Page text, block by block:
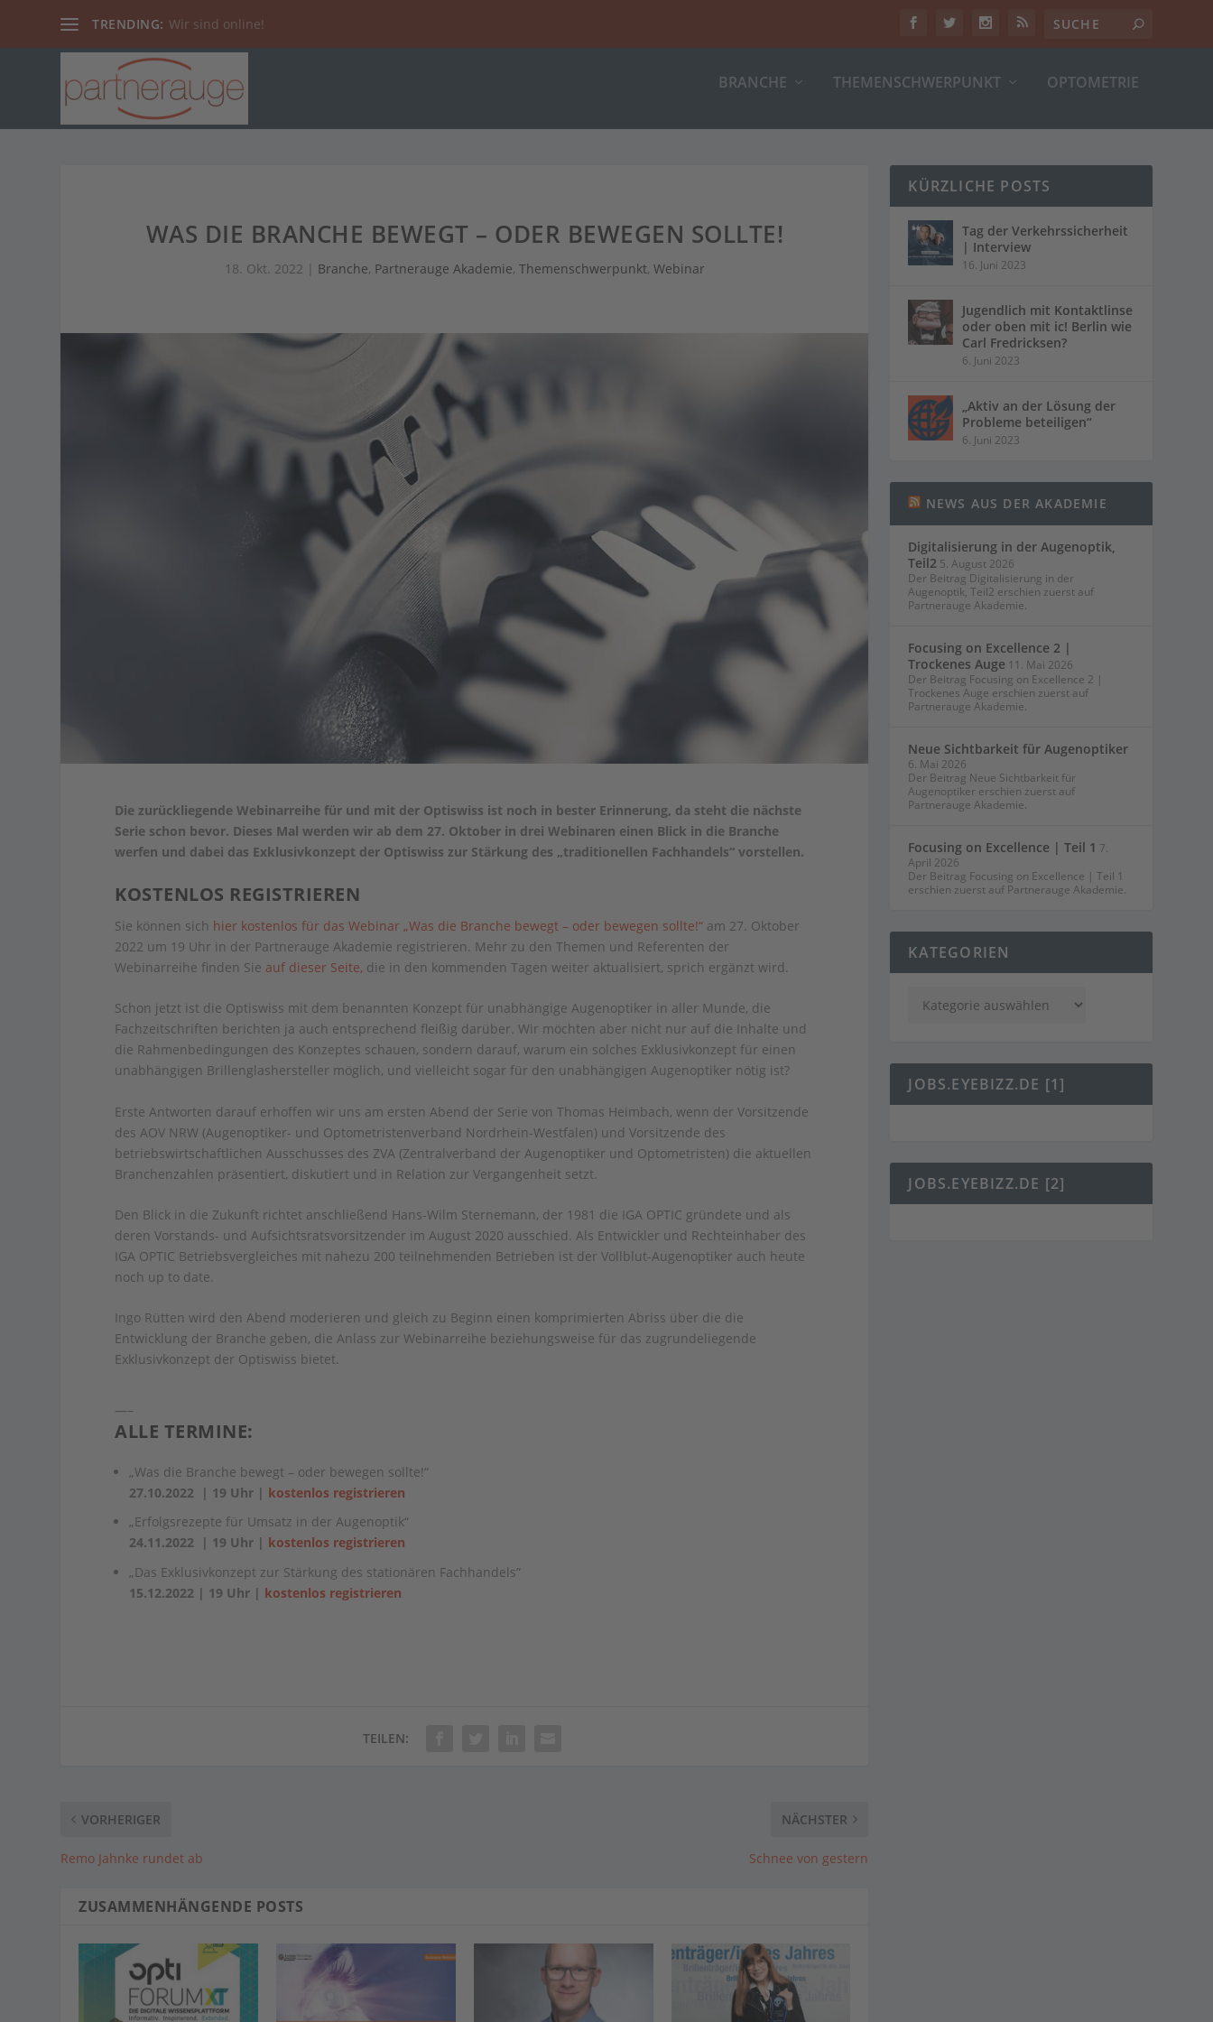
TRENDING: Wir sind online!
BRANCHE THEMENSCHWERPUNKT OPTOMETRIE
WAS DIE BRANCHE BEWEGT – ODER BEWEGEN SOLLTE!
18. Okt. 2022 | Branche, Partnerauge Akademie, Themenschwerpunkt, Webinar
Die zurückliegende Webinarreihe für und mit der Optiswiss ist noch in bester Erinnerung, da steht die nächste
Serie schon bevor. Dieses Mal werden wir ab dem 27. Oktober in drei Webinaren einen Blick in die Branche
werfen und dabei das Exklusivkonzept der Optiswiss zur Stärkung des „traditionellen Fachhandels“ vorstellen.
KOSTENLOS REGISTRIEREN
Sie können sich hier kostenlos für das Webinar „Was die Branche bewegt – oder bewegen sollte!“ am 27. Oktober
2022 um 19 Uhr in der Partnerauge Akademie registrieren. Mehr zu den Themen und Referenten der
Webinarreihe finden Sie auf dieser Seite, die in den kommenden Tagen weiter aktualisiert, sprich ergänzt wird.
Schon jetzt ist die Optiswiss mit dem benannten Konzept für unabhängige Augenoptiker in aller Munde, die
Fachzeitschriften berichten ja auch entsprechend fleißig darüber. Wir möchten aber nicht nur auf die Inhalte und
die Rahmenbedingungen des Konzeptes schauen, sondern darauf, warum ein solches Exklusivkonzept für einen
unabhängigen Brillenglashersteller möglich, und vielleicht sogar für den unabhängigen Augenoptiker nötig ist?
Erste Antworten darauf erhoffen wir uns am ersten Abend der Serie von Thomas Heimbach, wenn der Vorsitzende
des AOV NRW (Augenoptiker- und Optometristenverband Nordrhein-Westfalen) und Vorsitzende des
betriebswirtschaftlichen Ausschusses des ZVA (Zentralverband der Augenoptiker und Optometristen) die aktuellen
Branchenzahlen präsentiert, diskutiert und in Relation zur Vergangenheit setzt.
Den Blick in die Zukunft richtet anschließend Hans-Wilm Sternemann, der 1981 die IGA OPTIC gründete und als
deren Vorstands- und Aufsichtsratsvorsitzender im August 2020 ausschied. Als Entwickler und Rechteinhaber des
IGA OPTIC Betriebsvergleiches mit nahezu 200 teilnehmenden Betrieben ist der Vollblut-Augenoptiker auch heute
noch up to date.
Ingo Rütten wird den Abend moderieren und gleich zu Beginn einen komprimierten Abriss über die die
Entwicklung der Branche geben, die Anlass zur Webinarreihe beziehungsweise für das zugrundeliegende
Exklusivkonzept der Optiswiss bietet.
—–
ALLE TERMINE:
„Was die Branche bewegt – oder bewegen sollte!“
27.10.2022 | 19 Uhr | kostenlos registrieren
„Erfolgsrezepte für Umsatz in der Augenoptik“
24.11.2022 | 19 Uhr | kostenlos registrieren
„Das Exklusivkonzept zur Stärkung des stationären Fachhandels“
15.12.2022 | 19 Uhr | kostenlos registrieren
TEILEN:
VORHERIGER
Remo Jahnke rundet ab
NÄCHSTER
Schnee von gestern
ZUSAMMENHÄNGENDE POSTS
KÜRZLICHE POSTS
Tag der Verkehrssicherheit
| Interview
16. Juni 2023
Jugendlich mit Kontaktlinse
oder oben mit ic! Berlin wie
Carl Fredricksen?
6. Juni 2023
„Aktiv an der Lösung der
Probleme beteiligen“
6. Juni 2023
NEWS AUS DER AKADEMIE
Digitalisierung in der Augenoptik,
Teil2 5. August 2026
Der Beitrag Digitalisierung in der
Augenoptik, Teil2 erschien zuerst auf
Partnerauge Akademie.
Focusing on Excellence 2 |
Trockenes Auge 11. Mai 2026
Der Beitrag Focusing on Excellence 2 |
Trockenes Auge erschien zuerst auf
Partnerauge Akademie.
Neue Sichtbarkeit für Augenoptiker
6. Mai 2026
Der Beitrag Neue Sichtbarkeit für
Augenoptiker erschien zuerst auf
Partnerauge Akademie.
Focusing on Excellence | Teil 1 7.
April 2026
Der Beitrag Focusing on Excellence | Teil 1
erschien zuerst auf Partnerauge Akademie.
KATEGORIEN
JOBS.EYEBIZZ.DE [1]
JOBS.EYEBIZZ.DE [2]